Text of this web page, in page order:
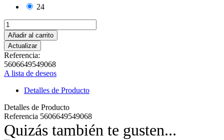
24
Añadir al carrito
Referencia:
5606649549068
A lista de deseos
Detalles de Producto
Detalles de Producto
Referencia 5606649549068
Quizás también te gusten...